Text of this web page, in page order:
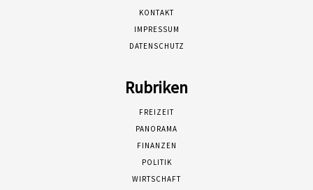
KONTAKT
IMPRESSUM
DATENSCHUTZ
Rubriken
FREIZEIT
PANORAMA
FINANZEN
POLITIK
WIRTSCHAFT